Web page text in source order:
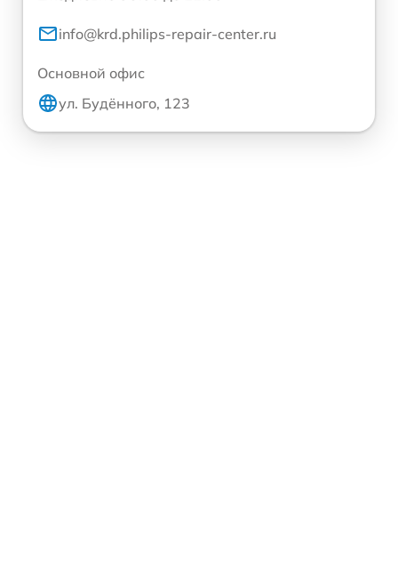
info@krd.philips-repair-center.ru
Основной офис
ул. Будённого, 123